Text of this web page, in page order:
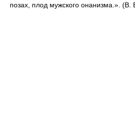
позах, плод мужского онанизма.».